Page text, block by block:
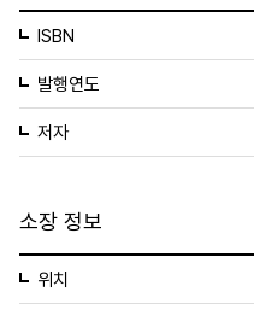
ISBN
발행연도
저자
소장 정보
위치